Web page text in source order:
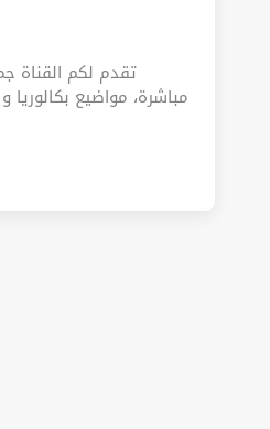
تقدم لكم القناة
مباشرة، مواضيع